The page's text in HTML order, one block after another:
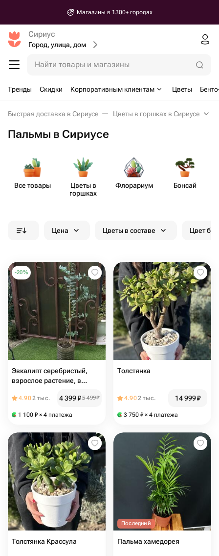
Магазины в 1300+ городах
Сириус
Город, улица, дом
Найти товары и магазины
Тренды Скидки Корпоративным клиентам Цветы
Быстрая доставка в Сириусе Цветы в горшках в Сириусе
Пальмы в Сириусе
Все товары
Цветы в
горшках
Флорариум Бонсай
Цена Цветы в составе Цвет
-20%
Эвкалипт серебристый,
взрослое растение, в
4.902 тыс. 4 399₽5 499₽
1 100 ₽ × 4 платежа
Толстянка
4.902 тыс. 14 999₽
3 750 ₽ × 4 платежа
Толстянка Крассула
Последний
Пальма хамедорея